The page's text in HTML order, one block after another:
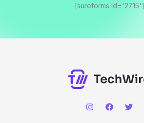
[sureforms id='2715']